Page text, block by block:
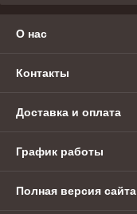
О нас
Контакты
Доставка и оплата
График работы
Полная версия сайта